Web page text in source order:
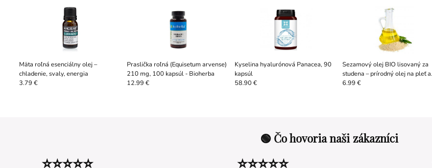
Mäta roľná esenciálny olej –
chladenie, svaly, energia
3.79 €
Praslička roľná (Equisetum arvense)
210 mg, 100 kapsúl - Bioherba
12.99 €
Kyselina hyalurónová Panacea, 90
kapsúl
58.90 €
Sezamový olej BIO lisovaný za
studena – prírodný olej na pleť a
masáže
6.99 €
🟢 Čo hovoria naši zákazníci
⭐⭐⭐⭐⭐ ⭐⭐⭐⭐⭐